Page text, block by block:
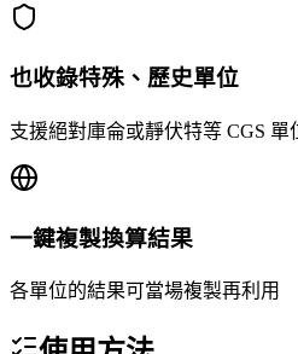
也收錄特殊、歷史單位
支援絕對庫侖或靜伏特等 CGS 單
一鍵複製換算結果
各單位的結果可當場複製再利用